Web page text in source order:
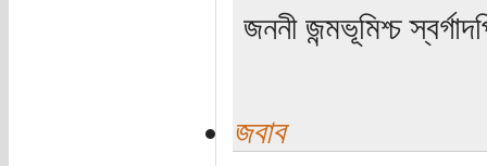
জননী জন্মভূমিশ্চ
জবাব